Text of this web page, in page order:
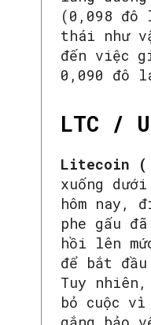
(0,098 đô
thái như
đến việc
0,090 đô
LTC /
Litecoin (
xuống
hôm nay,
phe gấu
hồi lên
để bắt
Tuy nhiên,
bỏ cuộc vì